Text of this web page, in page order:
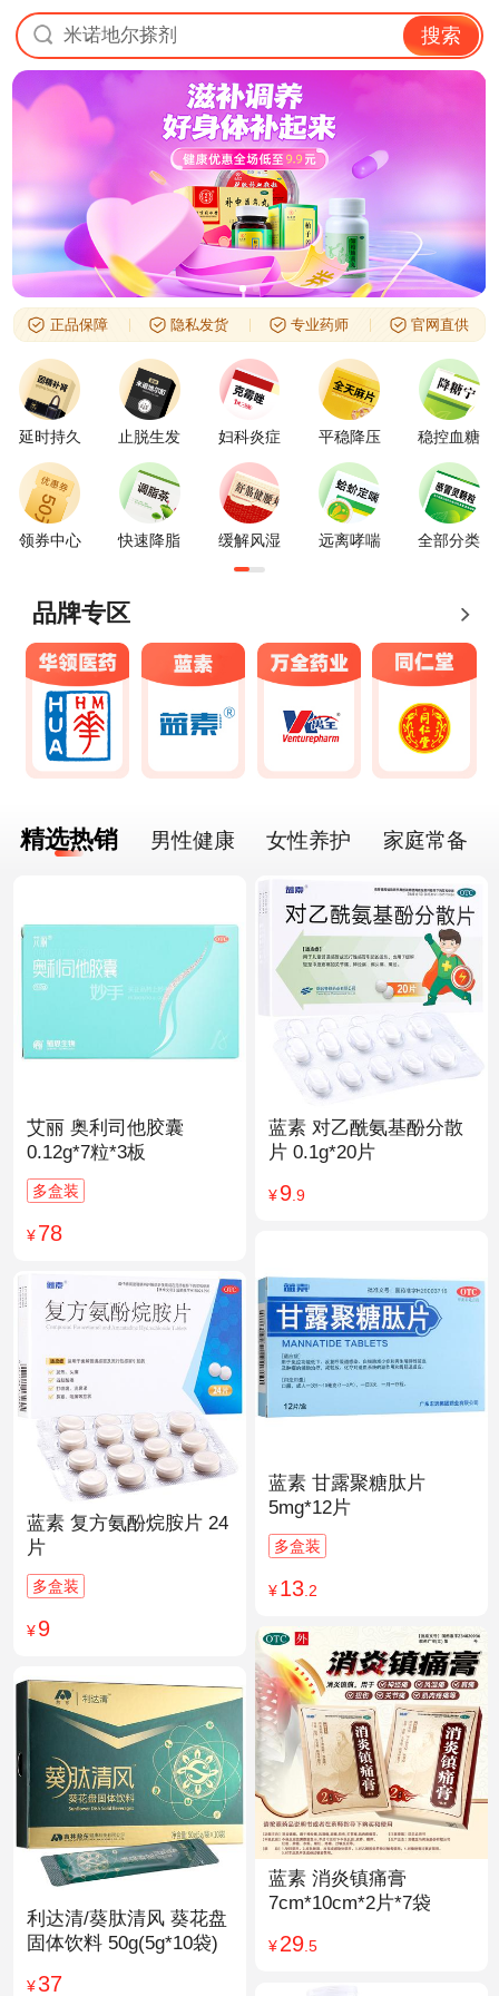
米诺地尔搽剂 搜索
正品保障 隐私发货 专业药师 官网直供
延时持久 止脱生发 妇科炎症 平稳降压 稳控血糖
领券中心 快速降脂 缓解风湿 远离哮喘 全部分类
品牌专区
精选热销 男性健康 女性养护 家庭常备
艾丽 奥利司他胶囊
0.12g*7粒*3板
多盒装
¥78
蓝素 对乙酰氨基酚分散
片 0.1g*20片
¥9.9
蓝素 甘露聚糖肽片
5mg*12片
多盒装
¥13.2
蓝素 复方氨酚烷胺片 24
片
多盒装
¥9
蓝素 消炎镇痛膏
7cm*10cm*2片*7袋
¥29.5
利达清/葵肽清风 葵花盘
固体饮料 50g(5g*10袋)
¥37